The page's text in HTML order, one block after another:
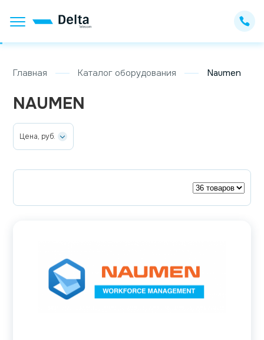
Главная Каталог оборудования Naumen
NAUMEN
Цена, руб.